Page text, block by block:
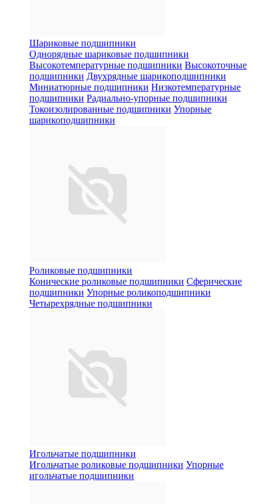
Шариковые подшипники
Однорядные шариковые подшипники
Высокотемпературные подшипники Высокоточные
подшипники Двухрядные шарикоподшипники
Миниатюрные подшипники Низкотемпературные
подшипники Радиально-упорные подшипники
Токоизолированные подшипники Упорные
шарикоподшипники
Роликовые подшипники
Конические роликовые подшипники Сферические
подшипники Упорные роликоподшипники
Четырехрядные подшипники
Игольчатые подшипники
Игольчатые роликовые подшипники Упорные
игольчатые подшипники